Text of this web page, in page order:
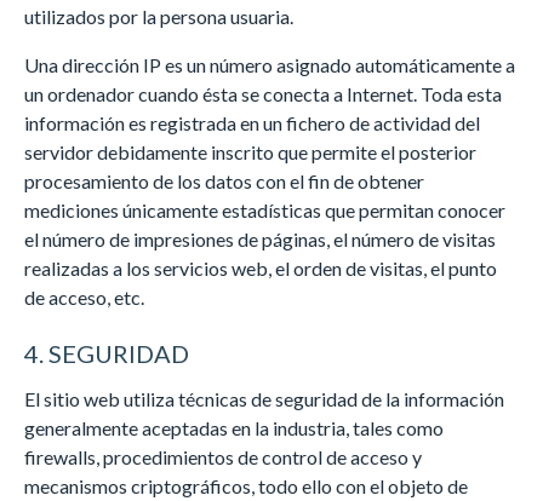
utilizados por la persona usuaria.
Una dirección IP es un número asignado automáticamente a
un ordenador cuando ésta se conecta a Internet. Toda esta
información es registrada en un fichero de actividad del
servidor debidamente inscrito que permite el posterior
procesamiento de los datos con el fin de obtener
mediciones únicamente estadísticas que permitan conocer
el número de impresiones de páginas, el número de visitas
realizadas a los servicios web, el orden de visitas, el punto
de acceso, etc.
4. SEGURIDAD
El sitio web utiliza técnicas de seguridad de la información
generalmente aceptadas en la industria, tales como
firewalls, procedimientos de control de acceso y
mecanismos criptográficos, todo ello con el objeto de